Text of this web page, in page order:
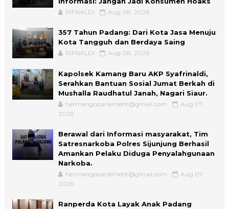
RIFNALDI Aug 08, 2026
357 Tahun Padang: Dari Kota Jasa Menuju
Kota Tangguh dan Berdaya Saing
RIFNALDI Aug 08, 2026
Kapolsek Kamang Baru AKP Syafrinaldi,
Serahkan Bantuan Sosial Jumat Berkah di
Mushalla Raudhatul Janah, Nagari Siaur.
hermangoparlement@gmail.com
Aug 07,
2026
Berawal dari Informasi masyarakat, Tim
Satresnarkoba Polres Sijunjung Berhasil
Amankan Pelaku Diduga Penyalahgunaan
Narkoba.
hermangoparlement@gmail.com
Aug 07,
2026
Ranperda Kota Layak Anak Padang